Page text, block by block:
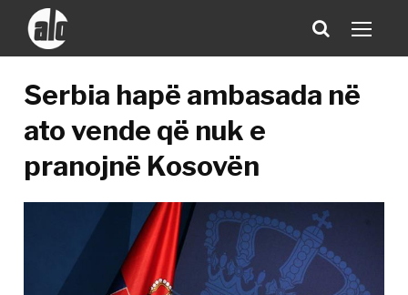
Serbia hapë ambasada në
ato vende që nuk e
pranojnë Kosovën